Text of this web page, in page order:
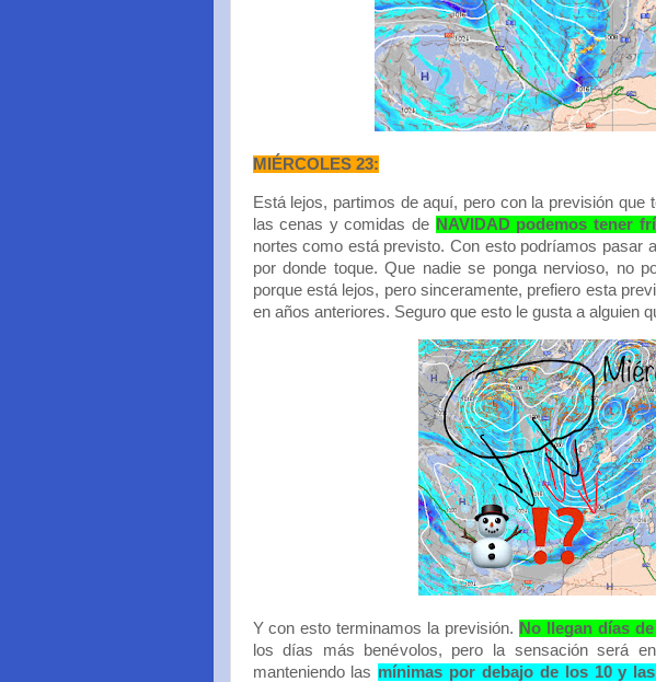
MIÉRCOLES 23:
Está lejos, partimos de aquí, pero con la previsión
las cenas y comidas de NAVIDAD podemos tener
nortes como está previsto. Con esto podríamos pasar
por donde toque. Que nadie se ponga nervioso, no
porque está lejos, pero sinceramente, prefiero esta
en años anteriores. Seguro que esto le gusta a alguien
Y con esto terminamos la previsión. No llegan días
los días más benévolos, pero la sensación será
manteniendo las mínimas por debajo de los 10 y